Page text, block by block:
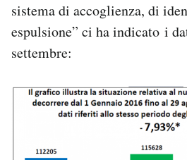
sistema di accoglienza, di
espulsione” ci ha indicato i
settembre: